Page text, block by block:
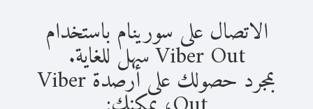
الاتصال على سورينام باستخدام
Viber Out سهل للغاية.
بمجرد حصولك على أرصدة Viber